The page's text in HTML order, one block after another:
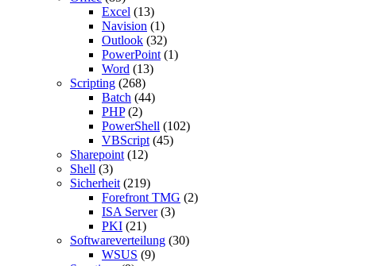
Excel (13)
Navision (1)
Outlook (32)
PowerPoint (1)
Word (13)
Scripting (268)
Batch (44)
PHP(2)
PowerShell (102)
VBScript (45)
Sharepoint (12)
Shell (3)
Sicherheit (219)
Forefront TMG (2)
ISA Server(3)
PKI (21)
Softwareverteilung (30)
WSUS (9)